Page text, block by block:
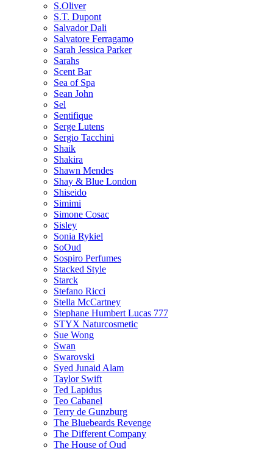
S.Oliver
S.T. Dupont
Salvador Dali
Salvatore Ferragamo
Sarah Jessica Parker
Sarahs
Scent Bar
Sea of Spa
Sean John
Sel
Sentifique
Serge Lutens
Sergio Tacchini
Shaik
Shakira
Shawn Mendes
Shay & Blue London
Shiseido
Simimi
Simone Cosac
Sisley
Sonia Rykiel
SoOud
Sospiro Perfumes
Stacked Style
Starck
Stefano Ricci
Stella McCartney
Stephane Humbert Lucas 777
STYX Naturсosmetic
Sue Wong
Swan
Swarovski
Syed Junaid Alam
Taylor Swift
Ted Lapidus
Teo Cabanel
Terry de Gunzburg
The Bluebeards Revenge
The Different Company
The House of Oud